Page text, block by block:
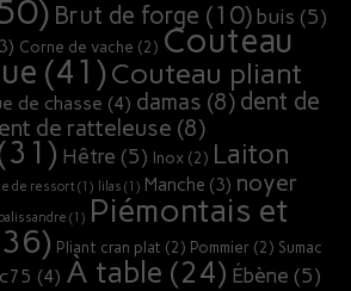
Brut de forge (10) buis (5)
Corne de vache (2) Couteau
(41) Couteau pliant
de chasse (4) damas (8) dent de
de ratteleuse (8)
Hêtre (5) Inox (2) Laiton
de ressort (1) lilas (1) Manche (3) noyer
palissandre (1) Piémontais et
Pliant cran plat (2) Pommier (2) Sumac
(4) À table (24) Ébène (5)